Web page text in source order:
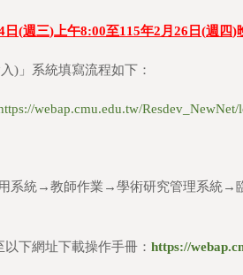
日(週三) 上午8:00至115年2 月 26 日(週四)
)」系統填寫流程如下：
webap.cmu.edu.tw/Resdev_NewNet/
系統→教師作業→學術研究管理系統→
下網址下載操作手冊： https://